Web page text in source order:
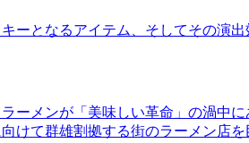
ーとなるアイテム、そしてその演出
ーメンが「美味しい革命」の渦中
けて群雄割拠する街のラーメン店を